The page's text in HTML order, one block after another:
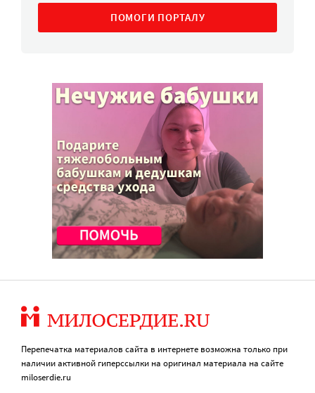
ПОМОГИ ПОРТАЛУ
Перепечатка материалов сайта в интернете возможна только при
наличии активной гиперссылки на оригинал материала на сайте
miloserdie.ru